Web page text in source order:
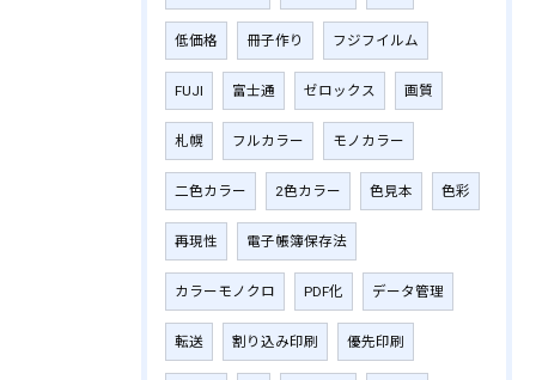
低価格 冊子作り フジフイルム
FUJI 富士通 ゼロックス 画質
札幌 フルカラー モノカラー
二色カラー 2色カラー 色見本 色彩
再現性 電子帳簿保存法
カラーモノクロ PDF化 データ管理
転送 割り込み印刷 優先印刷